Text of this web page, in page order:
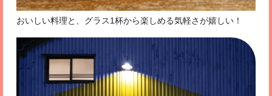
おいしい料理と、グラス1杯から楽しめる気軽さが嬉しい！